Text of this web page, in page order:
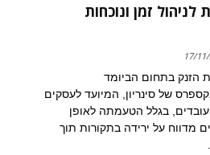
זמן ונוכחות
17/
הזנק בתחום הביומד
של סינריון, המיועד לעסקים
עובדים, בגלל הטעמתה לאופן
מדווח על ירידה בתקורות תוך